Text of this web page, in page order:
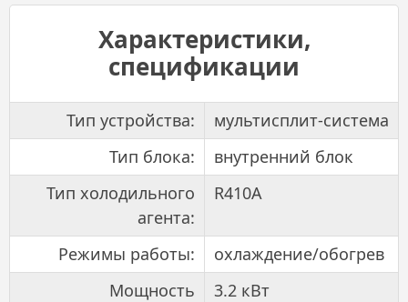
Характеристики,
спецификации
Тип устройства:
мультисплит-система
Тип блока:
внутренний блок
Тип холодильного
агента:
R410A
Режимы работы:
охлаждение/обогрев
Мощность
3.2 кВт